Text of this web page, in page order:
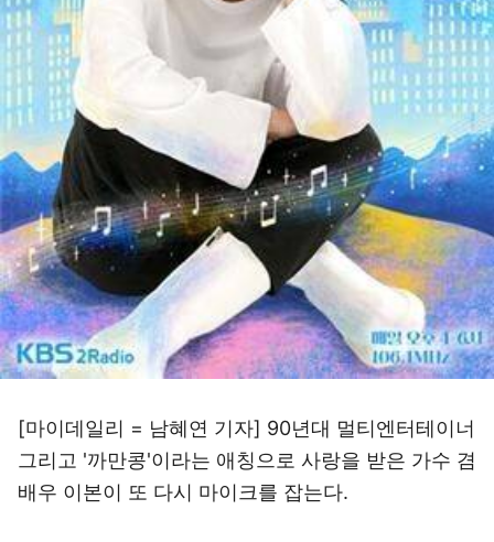
[마이데일리 = 남혜연 기자] 90년대 멀티엔터테이너
그리고 '까만콩'이라는 애칭으로 사랑을 받은 가수 겸
배우 이본이 또 다시 마이크를 잡는다.